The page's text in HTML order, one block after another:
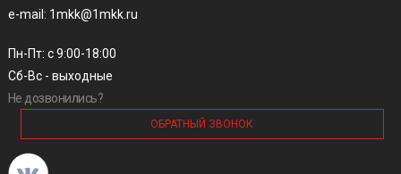
e-mail: 1mkk@1mkk.ru
Пн-Пт: с 9:00-18:00
Сб-Вс - выходные
Не дозвонились?
ОБРАТНЫЙ ЗВОНОК